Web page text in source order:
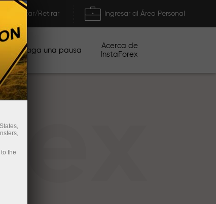
Depositar/Retirar Ingresar al Área Personal
Haga una pausa
Acerca de
InstaForex
the